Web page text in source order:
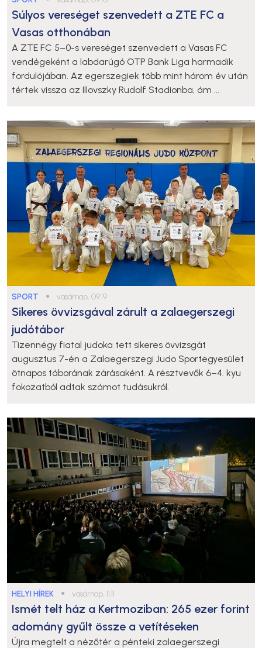
Súlyos vereséget szenvedett a ZTE FC a
Vasas otthonában
A ZTE FC 5–0-s vereséget szenvedett a Vasas FC
vendégeként a labdarúgó OTP Bank Liga harmadik
fordulójában. Az egerszegiek több mint három év után
tértek vissza az Illovszky Rudolf Stadionba, ám ...
SPORT ● vasárnap, 09:19
Sikeres övvizsgával zárult a zalaegerszegi
judótábor
Tizennégy fiatal judoka tett sikeres övvizsgát
augusztus 7-én a Zalaegerszegi Judo Sportegyesület
ötnapos táborának zárásaként. A résztvevők 6–4. kyu
fokozatból adtak számot tudásukról.
HELYI HÍREK ● vasárnap, 11:11
Ismét telt ház a Kertmoziban: 265 ezer forint
adomány gyűlt össze a vetítéseken
Újra megtelt a nézőtér a pénteki zalaegerszegi